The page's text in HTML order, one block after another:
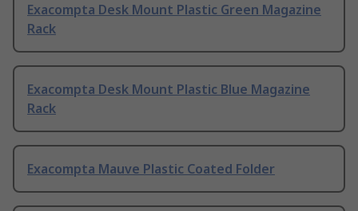
Exacompta Desk Mount Plastic Green Magazine
Rack
Exacompta Desk Mount Plastic Blue Magazine
Rack
Exacompta Mauve Plastic Coated Folder